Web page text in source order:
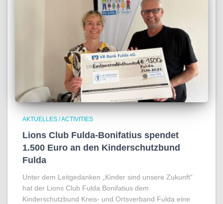
AKTUELLES / ACTIVITIES
Lions Club Fulda-Bonifatius spendet
1.500 Euro an den Kinderschutzbund
Fulda
Unter dem Leitgedanken „Kinder sind unsere Zukunft“
hat der Lions Club Fulda Bonifatius dem
Kinderschutzbund Kreis- und Ortsverband Fulda eine